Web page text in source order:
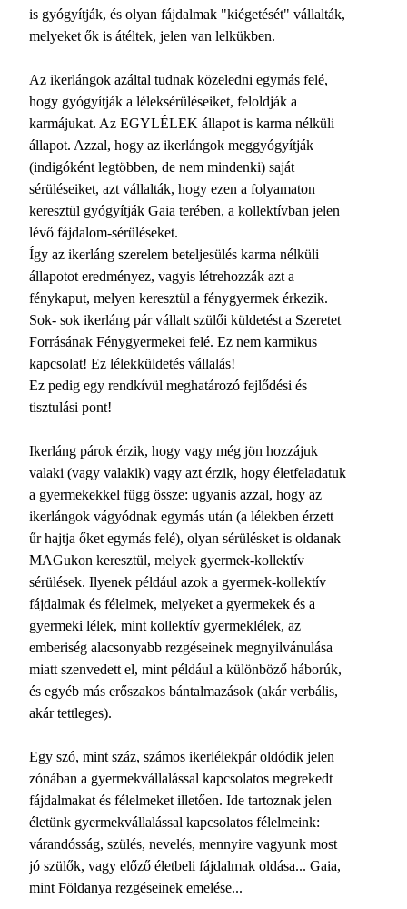
is gyógyítják, és olyan fájdalmak "kiégetését" vállalták,
melyeket ők is átéltek, jelen van lelkükben.
Az ikerlángok azáltal tudnak közeledni egymás felé,
hogy gyógyítják a léleksérüléseiket, feloldják a
karmájukat. Az EGYLÉLEK állapot is karma nélküli
állapot. Azzal, hogy az ikerlángok meggyógyítják
(indigóként legtöbben, de nem mindenki) saját
sérüléseiket, azt vállalták, hogy ezen a folyamaton
keresztül gyógyítják Gaia terében, a kollektívban jelen
lévő fájdalom-sérüléseket.
Így az ikerláng szerelem beteljesülés karma nélküli
állapotot eredményez, vagyis létrehozzák azt a
fénykaput, melyen keresztül a fénygyermek érkezik.
Sok- sok ikerláng pár vállalt szülői küldetést a Szeretet
Forrásának Fénygyermekei felé. Ez nem karmikus
kapcsolat! Ez lélekküldetés vállalás!
Ez pedig egy rendkívül meghatározó fejlődési és
tisztulási pont!
Ikerláng párok érzik, hogy vagy még jön hozzájuk
valaki (vagy valakik) vagy azt érzik, hogy életfeladatuk
a gyermekekkel függ össze: ugyanis azzal, hogy az
ikerlángok vágyódnak egymás után (a lélekben érzett
űr hajtja őket egymás felé), olyan sérülésket is oldanak
MAGukon keresztül, melyek gyermek-kollektív
sérülések. Ilyenek például azok a gyermek-kollektív
fájdalmak és félelmek, melyeket a gyermekek és a
gyermeki lélek, mint kollektív gyermeklélek, az
emberiség alacsonyabb rezgéseinek megnyilvánulása
miatt szenvedett el, mint például a különböző háborúk,
és egyéb más erőszakos bántalmazások (akár verbális,
akár tettleges).
Egy szó, mint száz, számos ikerlélekpár oldódik jelen
zónában a gyermekvállalással kapcsolatos megrekedt
fájdalmakat és félelmeket illetően. Ide tartoznak jelen
életünk gyermekvállalással kapcsolatos félelmeink:
várandósság, szülés, nevelés, mennyire vagyunk most
jó szülők, vagy előző életbeli fájdalmak oldása... Gaia,
mint Földanya rezgéseinek emelése...